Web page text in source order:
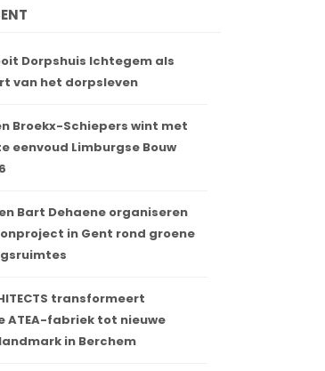
Dorpshuis Ichtegem als
van het dorpsleven
Broekx-Schiepers wint met
eenvoud Limburgse Bouw
Bart Dehaene organiseren
in Gent rond groene
transformeert
ATEA-fabriek tot nieuwe
in Berchem